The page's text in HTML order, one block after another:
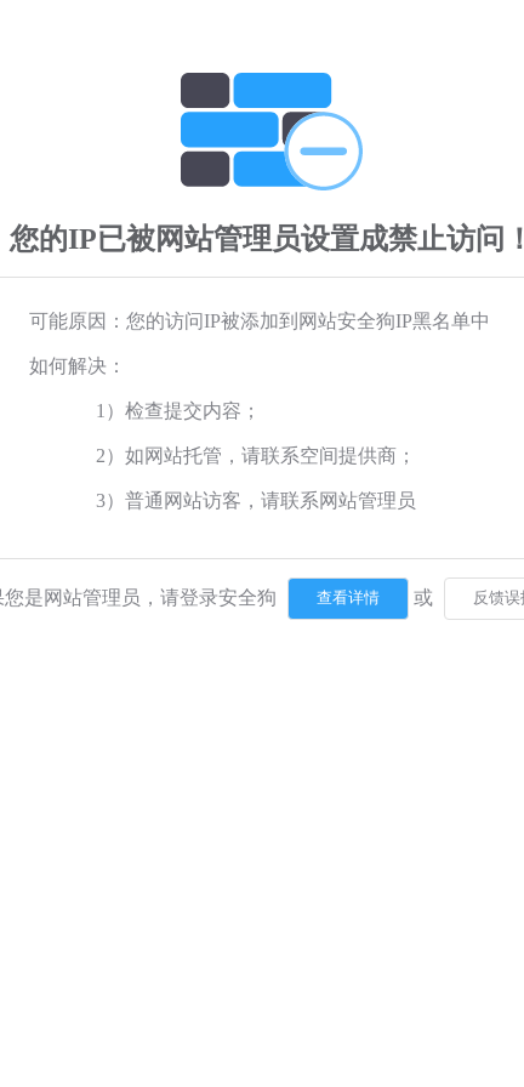
您的IP已被网站管理员设置成禁止访问！
可能原因：您的访问IP被添加到网站安全狗IP黑名单中
如何解决：
1）检查提交内容；
2）如网站托管，请联系空间提供商；
3）普通网站访客，请联系网站管理员
您是网站管理员，请登录安全狗 或